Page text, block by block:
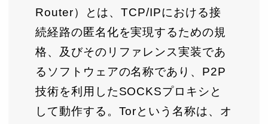
Router）とは、TCP/IPにおける接
続経路の匿名化を実現するための規
格、及びそのリファレンス実装であ
るソフトウェアの名称であり、P2P
技術を利用したSOCKSプロキシと
して動作する。Torという名称は、オ